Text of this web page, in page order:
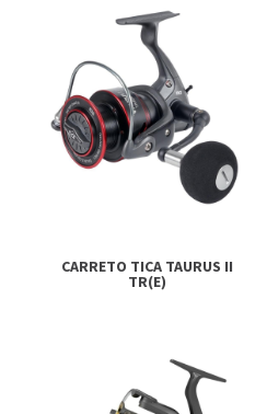
CARRETO TICA TAURUS II
TR(E)